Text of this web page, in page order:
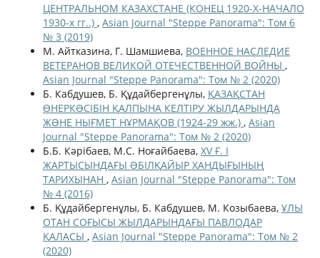
ЦЕНТРАЛЬНОМ КАЗАХСТАНЕ (КОНЕЦ 1920-Х-НАЧАЛО
1930-х гг..) , Asian Journal "Steppe Panorama": Том 6
№ 3 (2019)
М. Айтказина, Г. Шамшиева, ВОЕННОЕ НАСЛЕДИЕ
ВЕТЕРАНОВ ВЕЛИКОЙ ОТЕЧЕСТВЕННОЙ ВОЙНЫ ,
Asian Journal "Steppe Panorama": Том № 2 (2020)
Б. Кабдушев, Б. Құдайбергенұлы, ҚАЗАҚСТАН
ӨНЕРКƏСІБІН ҚАЛПЫНА КЕЛТІРУ ЖЫЛДАРЫНДА
ЖƏНЕ НЫҒМЕТ НҰРМАҚОВ (1924-29 жж.) , Asian
Journal "Steppe Panorama": Том № 2 (2020)
Б.Б. Кәрібаев, М.С. Ноғайбаева, XV Ғ. I
ЖАРТЫСЫНДАҒЫ ƏБІЛҚАЙЫР ХАНДЫҒЫНЫҢ
ТАРИХЫНАН , Asian Journal "Steppe Panorama": Том
№ 4 (2016)
Б. Құдайбергенұлы, Б. Кабдушев, М. Козыбаева, ҰЛЫ
ОТАН СОҒЫСЫ ЖЫЛДАРЫНДАҒЫ ПАВЛОДАР
ҚАЛАСЫ , Asian Journal "Steppe Panorama": Том № 2
(2020)